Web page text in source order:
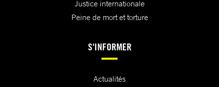
Justice internationale
Peine de mort et torture
S'INFORMER
Actualités